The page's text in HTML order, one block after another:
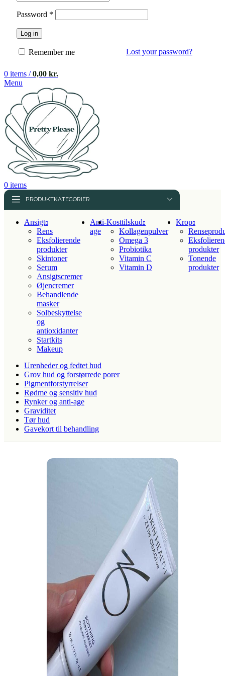
Password *
Log in
Lost your password?
Remember me
0 items / 0,00 kr.
Menu
0 items
PRODUKTKATEGORIER
Ansigt
Rens
Eksfolierende
produkter
Skintoner
Serum
Ansigtscremer
Øjencremer
Behandlende
masker
Solbeskyttelse
og
antioxidanter
Startkits
Makeup
Anti-
age
Kosttilskud
Kollagenpulver
Omega 3
Probiotika
Vitamin C
Vitamin D
Krop
produkter
Tonende
produkter
Urenheder og fedtet hud
Grov hud og forstørrede porer
Pigmentforstyrrelser
Rødme og sensitiv hud
Rynker og anti-age
Graviditet
Tør hud
Gavekort til behandling